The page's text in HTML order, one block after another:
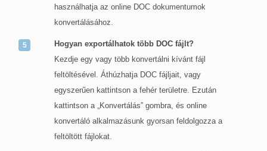
használhatja az online DOC dokumentumok
konvertálásához.
Hogyan exportálhatok több DOC fájlt?
Kezdje egy vagy több konvertálni kívánt fájl
feltöltésével. Áthúzhatja DOC fájljait, vagy
egyszerűen kattintson a fehér területre. Ezután
kattintson a „Konvertálás” gombra, és online
konvertáló alkalmazásunk gyorsan feldolgozza a
feltöltött fájlokat.